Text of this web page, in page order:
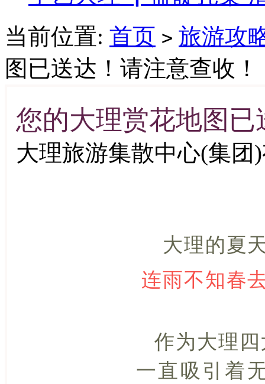
当前位置: 首页 > 旅游攻
图已送达！请注意查收！
您的大理赏花地图
大理旅游集散中心(集团
大理的夏
连雨不知春
作为大理
一直吸引着